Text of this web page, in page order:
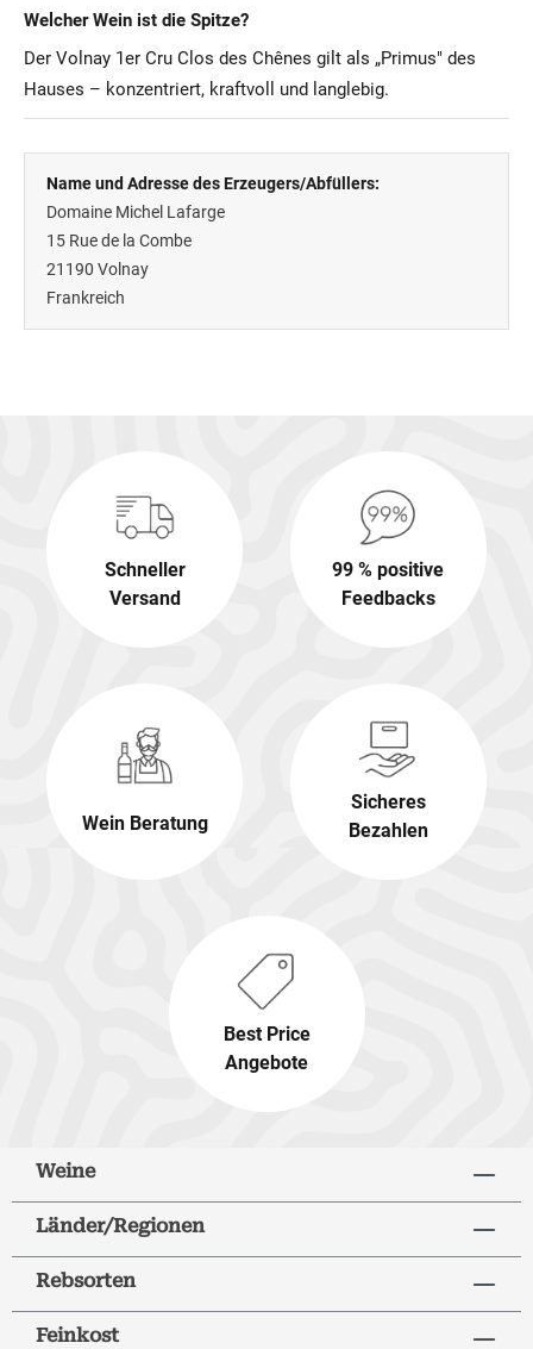
Welcher Wein ist die Spitze?
Der Volnay 1er Cru Clos des Chênes gilt als „Primus" des
Hauses – konzentriert, kraftvoll und langlebig.
Name und Adresse des Erzeugers/Abfüllers:
Domaine Michel Lafarge
15 Rue de la Combe
21190 Volnay
Frankreich
Schneller
Versand
99 % positive
Feedbacks
Wein Beratung
Sicheres
Bezahlen
Best Price
Angebote
Weine
Länder/Regionen
Rebsorten
Feinkost